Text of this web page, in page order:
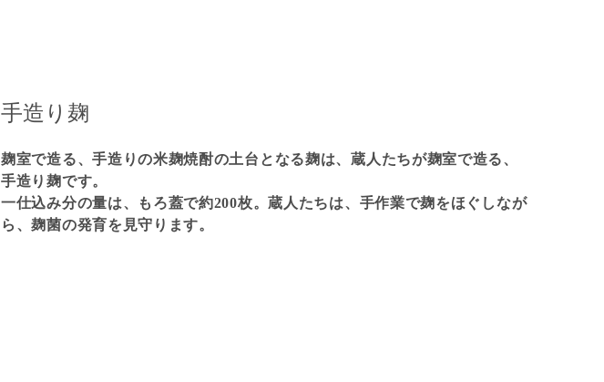
手造り麹
麹室で造る、手造りの米麹焼酎の土台となる麹は、蔵人たちが麹室で造る、
手造り麹です。
一仕込み分の量は、もろ蓋で約200枚。蔵人たちは、手作業で麹をほぐしなが
ら、麹菌の発育を見守ります。